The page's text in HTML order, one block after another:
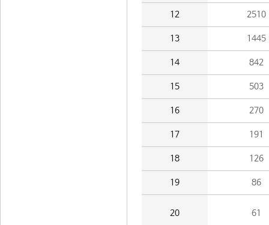
12 2510
13 1445
14 842
15 503
16 270
17 191
18 126
19 86
20 61